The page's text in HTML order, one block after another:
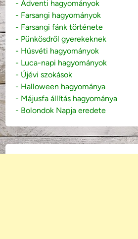
- Adventi hagyományok
- Farsangi hagyományok
- Farsangi fánk története
- Pünkösdről gyerekeknek
- Húsvéti hagyományok
- Luca-napi hagyományok
- Újévi szokások
- Halloween hagyománya
- Májusfa állítás hagyománya
- Bolondok Napja eredete